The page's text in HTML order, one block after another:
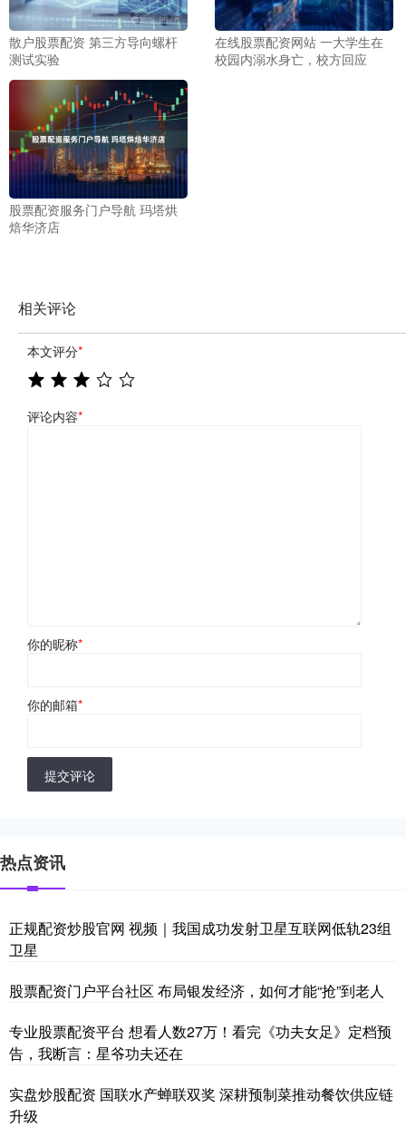
散户股票配资 第三方导向螺杆
测试实验
在线股票配资网站 一大学生在
校园内溺水身亡，校方回应
股票配资服务门户导航 玛塔烘
焙华济店
相关评论
本文评分*
评论内容*
你的昵称*
你的邮箱*
提交评论
热点资讯
正规配资炒股官网 视频｜我国成功发射卫星互联网低轨23组
卫星
股票配资门户平台社区 布局银发经济，如何才能“抢”到老人
专业股票配资平台 想看人数27万！看完《功夫女足》定档预
告，我断言：星爷功夫还在
实盘炒股配资 国联水产蝉联双奖 深耕预制菜推动餐饮供应链
升级